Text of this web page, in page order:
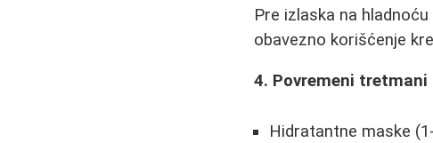
Pre izlaska na
obavezno korišćenje
4. Povremeni tretmani
Hidratantne maske